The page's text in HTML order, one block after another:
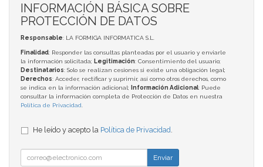
INFORMACIÓN BÁSICA SOBRE
PROTECCIÓN DE DATOS
Responsable: LA FORMIGA INFORMATICA S.L.
Finalidad: Responder las consultas planteadas por el usuario y enviarle
la información solicitada; Legitimación: Consentimiento del usuario;
Destinatarios: Solo se realizan cesiones si existe una obligación legal;
Derechos: Acceder, rectificar y suprimir, así como otros derechos, como
se indica en la información adicional;
Información Adicional: Puede
consultar la información completa de Protección de Datos en nuestra
Política de Privacidad
He leído y acepto la Política de Privacidad
Enviar